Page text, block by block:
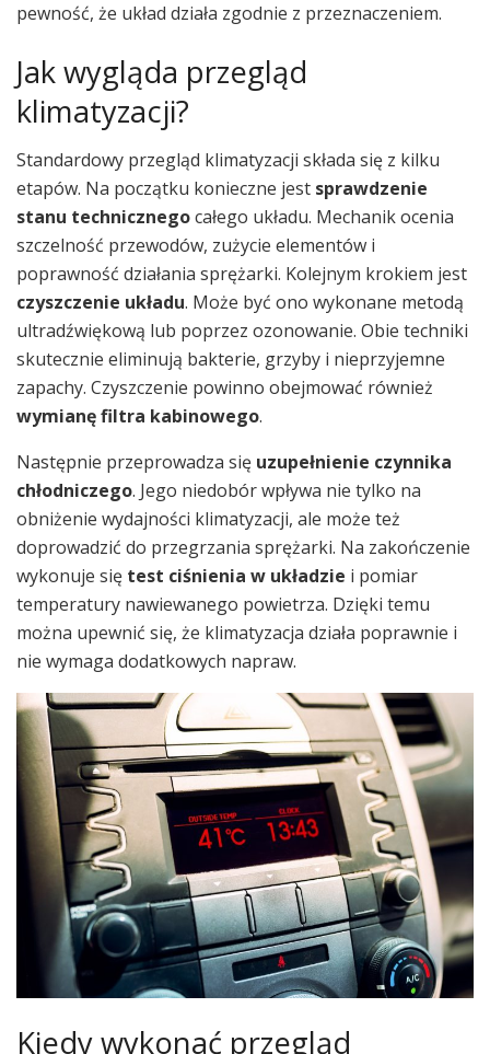
pewność, że układ działa zgodnie z przeznaczeniem.
Jak wygląda przegląd
klimatyzacji?
Standardowy przegląd klimatyzacji składa się z kilku
etapów. Na początku konieczne jest sprawdzenie
stanu technicznegocałego układu. Mechanik ocenia
szczelność przewodów, zużycie elementów i
poprawność działania sprężarki. Kolejnym krokiem jest
czyszczenie układu. Może być ono wykonane metodą
ultradźwiękową lub poprzez ozonowanie. Obie techniki
skutecznie eliminują bakterie, grzyby i nieprzyjemne
zapachy. Czyszczenie powinno obejmować również
wymianę filtra kabinowego.
Następnie przeprowadza się uzupełnienie czynnika
chłodniczego. Jego niedobór wpływa nie tylko na
obniżenie wydajności klimatyzacji, ale może też
doprowadzić do przegrzania sprężarki. Na zakończenie
wykonuje się test ciśnienia w układzie i pomiar
temperatury nawiewanego powietrza. Dzięki temu
można upewnić się, że klimatyzacja działa poprawnie i
nie wymaga dodatkowych napraw.
Kiedy wykonać przegląd